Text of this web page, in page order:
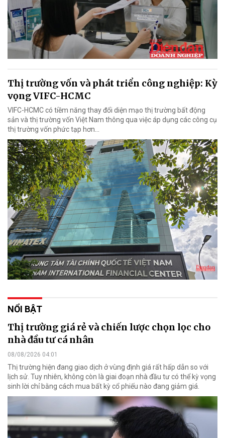
Thị trường vốn và phát triển công nghiệp: Kỳ
vọng VIFC-HCMC
VIFC-HCMC có tiềm năng thay đổi diện mạo thị trường bất động
sản và thị trường vốn Việt Nam thông qua việc áp dụng các công cụ
thị trường vốn phức tạp hơn...
NỔI BẬT
Thị trường giá rẻ và chiến lược chọn lọc cho
nhà đầu tư cá nhân
08/08/2026 04:01
Thị trường hiện đang giao dịch ở vùng định giá rất hấp dẫn so với
lịch sử. Tuy nhiên, không còn là giai đoạn nhà đầu tư có thể kỳ vọng
sinh lời chỉ bằng cách mua bất kỳ cổ phiếu nào đang giảm giá.